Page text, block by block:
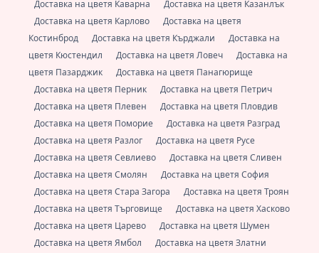
Доставка на цветя Каварна
Доставка на цветя Казанлък
Доставка на цветя Карлово
Доставка на цветя
Костинброд
Доставка на цветя Кърджали
Доставка на
цветя Кюстендил
Доставка на цветя Ловеч
Доставка на
цветя Пазарджик
Доставка на цветя Панагюрище
Доставка на цветя Перник
Доставка на цветя Петрич
Доставка на цветя Плевен
Доставка на цветя Пловдив
Доставка на цветя Поморие
Доставка на цветя Разград
Доставка на цветя Разлог
Доставка на цветя Русе
Доставка на цветя Севлиево
Доставка на цветя Сливен
Доставка на цветя Смолян
Доставка на цветя София
Доставка на цветя Стара Загора
Доставка на цветя Троян
Доставка на цветя Търговище
Доставка на цветя Хасково
Доставка на цветя Царево
Доставка на цветя Шумен
Доставка на цветя Ямбол
Доставка на цветя Златни